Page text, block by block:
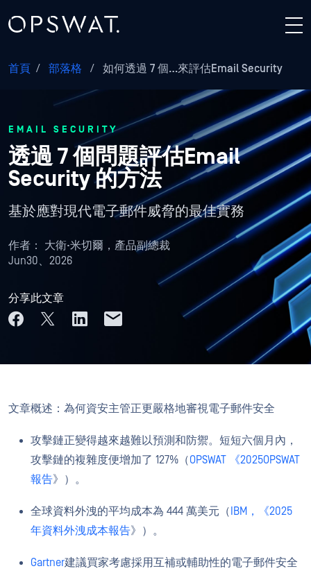
首頁 / 部落格 / 如何透過 7 個…來評估Email Security
EMAIL SECURITY
透過 7 個問題評估Email
Security 的方法
基於應對現代電子郵件威脅的最佳實務
作者： 大衛·米切爾，產品副總裁
Jun30、2026
分享此文章
文章概述：為何資安主管正更嚴格地審視電子郵件安全
攻擊鏈正變得越來越難以預測和防禦。短短六個月內，
攻擊鏈的複雜度便增加了 127%（OPSWAT 《2025OPSWAT
報告》）。
全球資料外洩的平均成本為 444 萬美元（ IBM，《2025
年資料外洩成本報告》）。
Gartner建議買家考慮採用互補或輔助性的電子郵件安全